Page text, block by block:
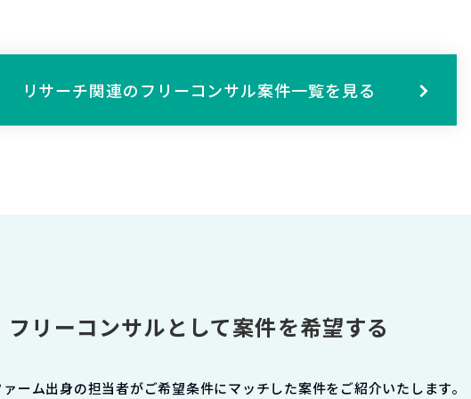
リサーチ関連のフリーコンサル案件一覧を見る
フリーコンサルとして案件を希望する
ーム出身の担当者がご希望条件にマッチした案件をご紹介いたします。